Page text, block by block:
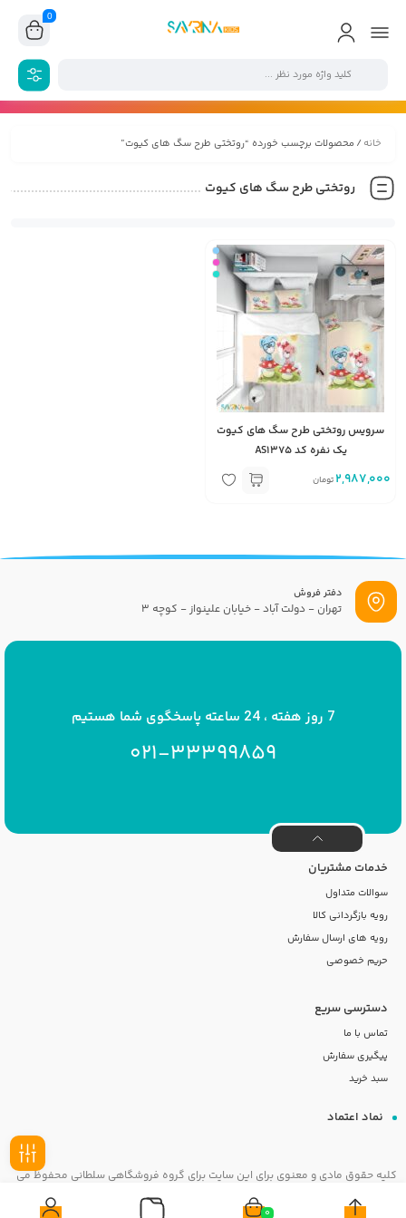
0
خانه/ محصولات برچسب خورده “روتختی طرح سگ های کیوت”
روتختی طرح سگ های کیوت
سرویس روتختی طرح سگ های کیوت
یک نفره کد AS1375
2,987,000 تومان
0
دفتر فروش
تهران - دولت آباد - خیابان علینواز - کوچه 3
7 روز هفته ، 24 ساعته پاسخگوی شما هستیم
021-33399859
خدمات مشتریان
سوالات متداول
رویه بازگردانی کالا
رویه های ارسال سفارش
حریم خصوصی
دسترسی سریع
تماس با ما
پیگیری سفارش
سبد خرید
نماد اعتماد
کلیه حقوق مادی و معنوی برای این سایت برای گروه فروشگاهی سلطانی محفوظ می